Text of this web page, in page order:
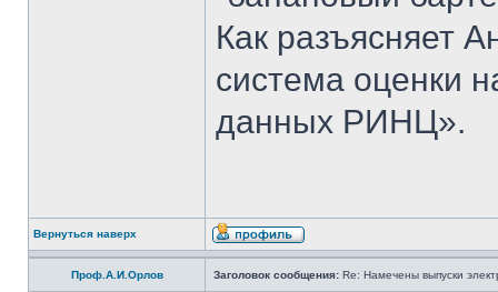
Как разъясняет
система оценки
данных РИНЦ».
Вернуться наверх
Проф.А.И.Орлов Заголовок сообщения: Re: Намечены выпуски